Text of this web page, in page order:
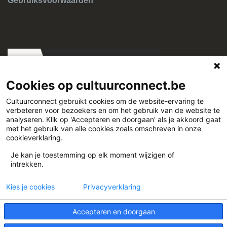
Cultuurconnect
www.cultuurconnect.be
Cookies op cultuurconnect.be
Cultuurconnect gebruikt cookies om de website-ervaring te
verbeteren voor bezoekers en om het gebruik van de website te
analyseren. Klik op 'Accepteren en doorgaan' als je akkoord gaat
met het gebruik van alle cookies zoals omschreven in onze
cookieverklaring.
Je kan je toestemming op elk moment wijzigen of
intrekken.
Accepteren en doorgaan
Kies je cookies Privacyverklaring